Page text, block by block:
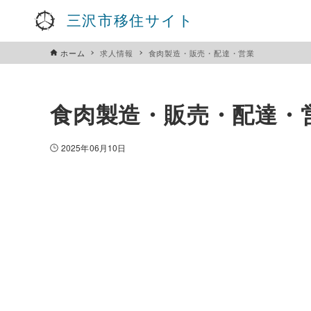
三沢市移住サイト
ホーム 求人情報 食肉製造・販売・配達・営業
食肉製造・販売・配達・
2025年06月10日